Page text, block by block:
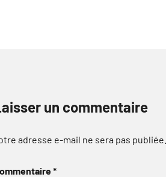
un commentaire
adresse e-mail ne sera pas publiée.
*